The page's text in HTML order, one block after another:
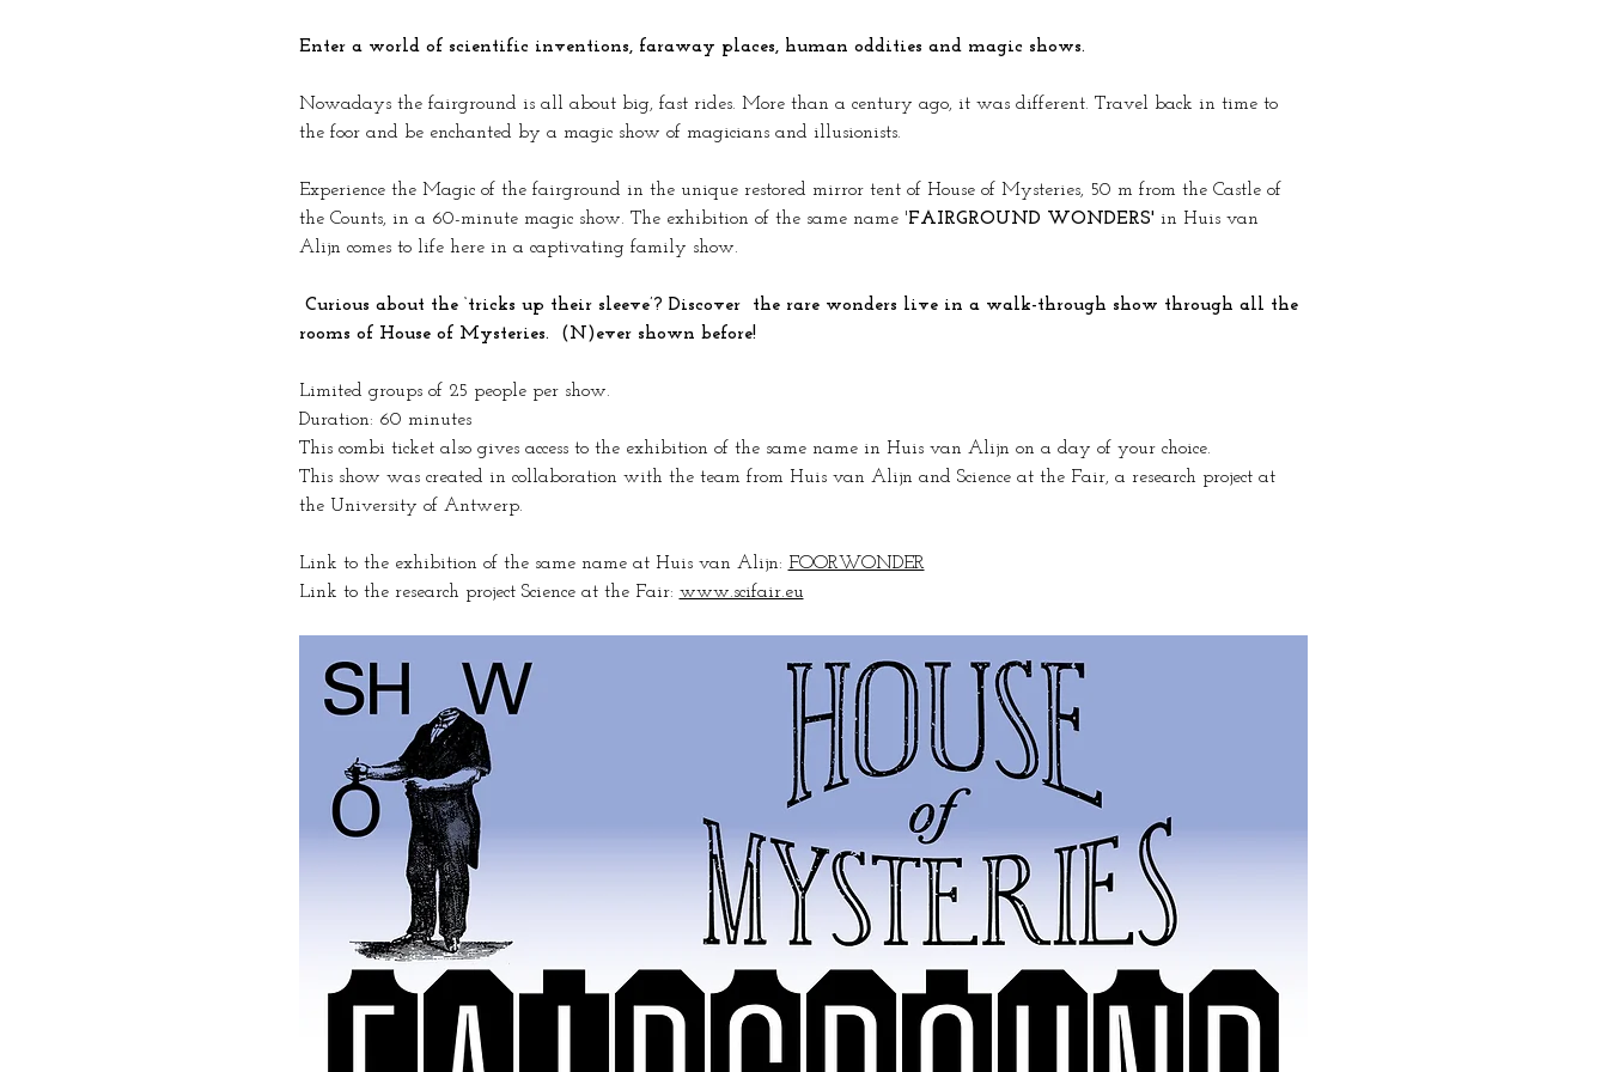
Enter a world of scientific inventions, faraway places, human oddities and magic shows.
Nowadays the fairground is all about big, fast rides. More than a century ago, it was different. Travel back in time to
the foor and be enchanted by a magic show of magicians and illusionists.
Experience the Magic of the fairground in the unique restored mirror tent of House of Mysteries, 50 m from the Castle of
the Counts, in a 60-minute magic show. The exhibition of the same name 'FAIRGROUND WONDERS' in Huis van
Alijn comes to life here in a captivating family show.
rooms of House of Mysteries.  (N)ever shown before!
Limited groups of 25 people per show.
Duration: 60 minutes
This combi ticket also gives access to the exhibition of the same name in Huis van Alijn on a day of your choice.
This show was created in collaboration with the team from Huis van Alijn and Science at the Fair, a research project at
the University of Antwerp.
Link to the exhibition of the same name at Huis van Alijn: FOORWONDER
Link to the research project Science at the Fair: www.scifair.eu